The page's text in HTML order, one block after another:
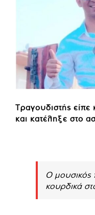
Τραγουδιστής
και κατέληξε στο
Ο μουσικός
κουρδικά